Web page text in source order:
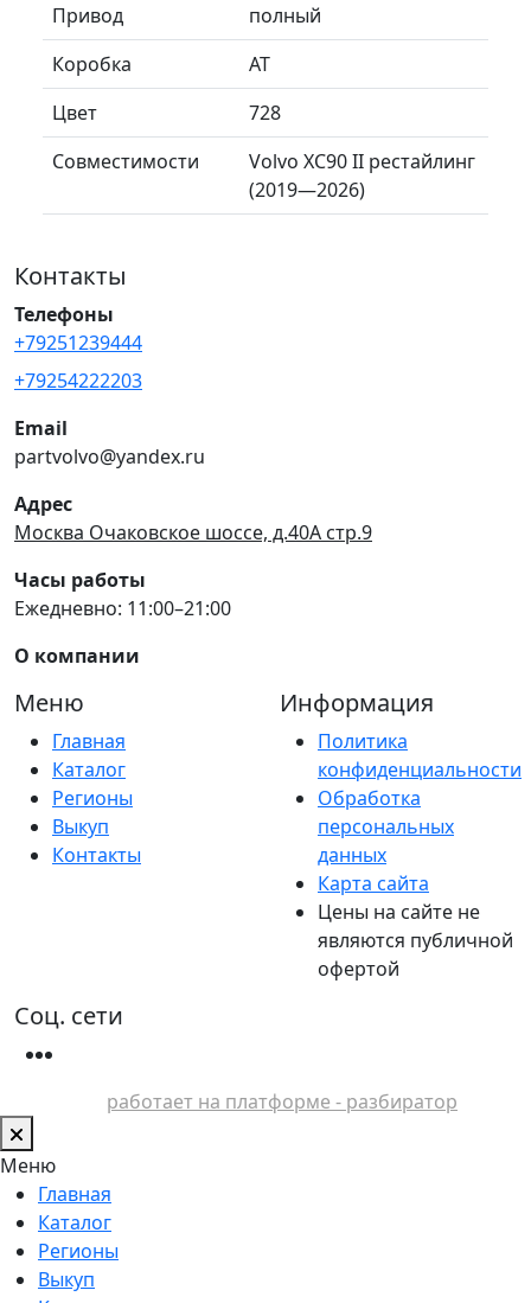
Привод
полный
Коробка
AT
Цвет
728
Совместимости
Volvo XC90 II рестайлинг
(2019—2026)
Контакты
Телефоны
+79251239444
+79254222203
Email
partvolvo@yandex.ru
Адрес
Москва Очаковское шоссе, д.40А стр.9
Часы работы
Ежедневно: 11:00–21:00
О компании
Меню
Главная
Каталог
Регионы
Выкуп
Контакты
Информация
Политика
конфиденциальности
Обработка
персональных
данных
Карта сайта
Цены на сайте не
являются публичной
офертой
Соц. сети
работает на платформе - разбиратор
Меню
Главная
Каталог
Регионы
Выкуп